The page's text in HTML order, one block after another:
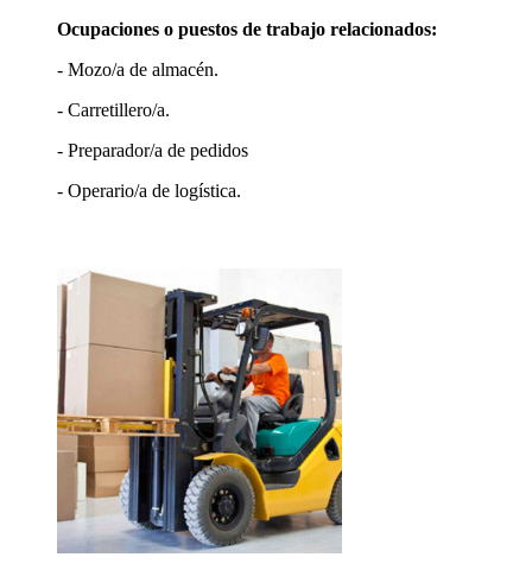
Ocupaciones o puestos de trabajo relacionados:
- Mozo/a de almacén.
- Carretillero/a.
- Preparador/a de pedidos
- Operario/a de logística.